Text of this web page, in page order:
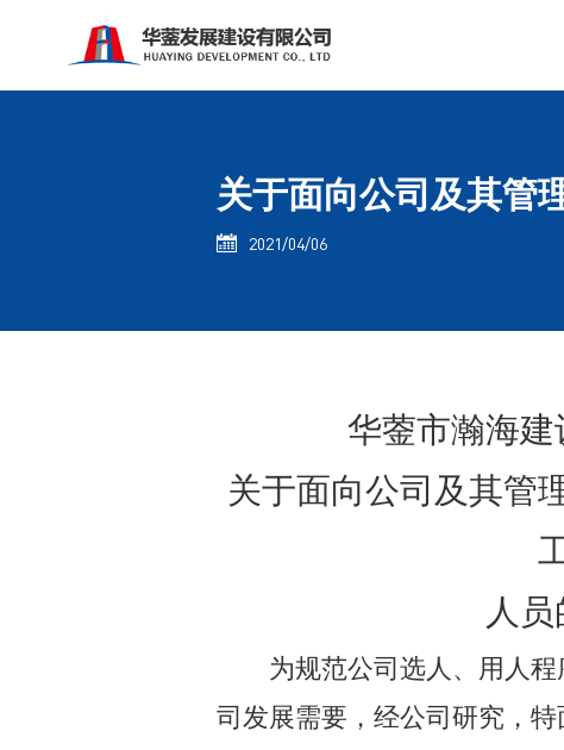
关于面向公司及其管
 2021/04/06
华蓥市瀚海建
关于面向公司及其管
人
为规范公司选人、用人
司发展需要，经公司研究，